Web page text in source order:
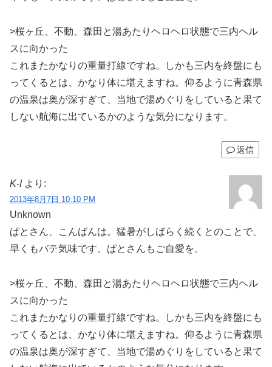
>桜ヶ丘、不動、森田と湯あたりヘロヘロ状態で三内ヘル
スに向かった
これまたかなりの重量打線ですね。しかも三内を終盤にも
ってくるとは、かなり体に堪えますね。仰るように青森県
の温泉は奥が深すぎて、当地で湯めぐりをしていると果て
しない航海に出ているかのような気分になります。
返信
K-I より:
2013年8月7日 10:10 PM
Unknown
ぱとさん、こんばんは。猛暑がしばらく続くとのことで、
早くもバテ気味です。ぱとさんもご自愛を。
>桜ヶ丘、不動、森田と湯あたりヘロヘロ状態で三内ヘル
スに向かった
これまたかなりの重量打線ですね。しかも三内を終盤にも
ってくるとは、かなり体に堪えますね。仰るように青森県
の温泉は奥が深すぎて、当地で湯めぐりをしていると果て